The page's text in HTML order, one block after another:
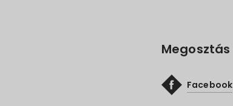
Megosztás
Facebook